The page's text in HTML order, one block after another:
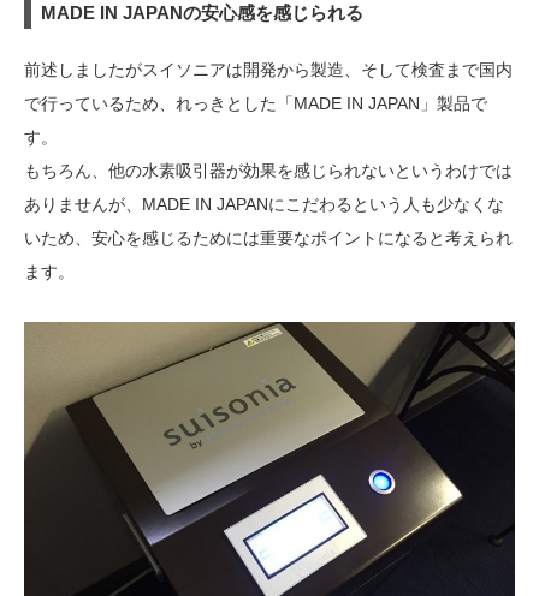
MADE IN JAPANの安心感を感じられる
前述しましたがスイソニアは開発から製造、そして検査まで国内
で行っているため、れっきとした「MADE IN JAPAN」製品で
す。
もちろん、他の水素吸引器が効果を感じられないというわけでは
ありませんが、MADE IN JAPANにこだわるという人も少なくな
いため、安心を感じるためには重要なポイントになると考えられ
ます。